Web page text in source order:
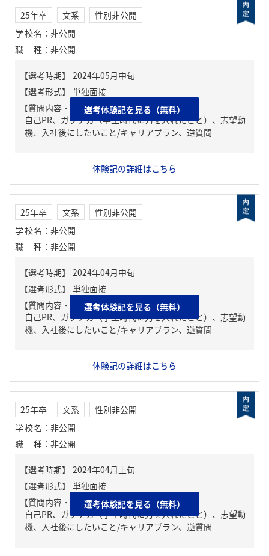
25年卒 文系
性別非公開
学校名 ： 非公開
職種 ： 非公開
【質問内容・課題】
自己PR、ガクチカ（学生時代に力を入れたこと）、志望動
機、入社後にしたいこと/キャリアプラン、逆質問
選考体験記を見る（無料）
体験記の詳細はこちら
25年卒 文系
性別非公開
学校名 ： 非公開
職種 ： 非公開
【質問内容・課題】
自己PR、ガクチカ（学生時代に力を入れたこと）、志望動
機、入社後にしたいこと/キャリアプラン、逆質問
選考体験記を見る（無料）
体験記の詳細はこちら
25年卒 文系
性別非公開
学校名 ： 非公開
職種 ： 非公開
【質問内容・課題】
自己PR、ガクチカ（学生時代に力を入れたこと）、志望動
機、入社後にしたいこと/キャリアプラン、逆質問
選考体験記を見る（無料）